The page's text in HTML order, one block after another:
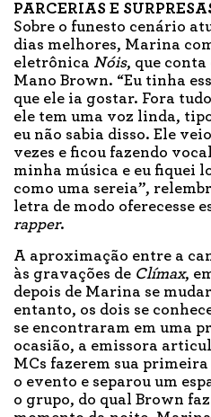
PARCERIAS E
Sobre o funesto cenário
dias melhores, Marina
eletrônica Nóis, que
Mano Brown. “Eu tinha
que ele ia gostar. Fora
ele tem uma voz linda,
eu não sabia disso. Ele
vezes e ficou fazendo
minha música e eu fiquei
como uma sereia”,
letra de modo oferecesse
rapper.
A aproximação entre a
às gravações de Clímax,
depois de Marina se
entanto, os dois se
se encontraram em uma
ocasião, a emissora
MCs fazerem sua
o evento e separou um
o grupo, do qual Brown